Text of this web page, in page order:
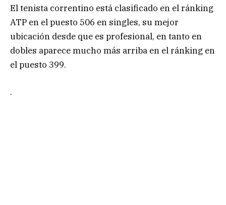
El tenista correntino está clasificado en el ránking
ATP en el puesto 506 en singles, su mejor
ubicación desde que es profesional, en tanto en
dobles aparece mucho más arriba en el ránking en
el puesto 399.
.